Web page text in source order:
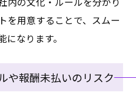
を用意することで、スムー
なります。
や報酬未払いのリスク